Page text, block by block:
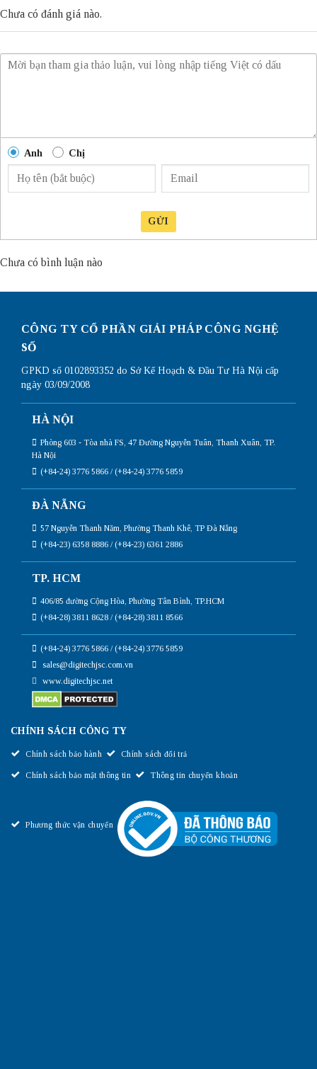
Chưa có đánh giá nào.
Anh Chị
GỬI
Chưa có bình luận nào
CÔNG TY CỔ PHẦN GIẢI PHÁP CÔNG NGHỆ
SỐ
GPKD số 0102893352 do Sở Kế Hoạch & Đầu Tư Hà Nội cấp
ngày 03/09/2008
HÀ NỘI
Phòng 603 - Tòa nhà FS, 47 Đường Nguyễn Tuân, Thanh Xuân, TP.
Hà Nội
(+84-24) 3776 5866 / (+84-24) 3776 5859
ĐÀ NẴNG
57 Nguyễn Thanh Năm, Phường Thanh Khê, TP Đà Nẵng
(+84-23) 6358 8886 / (+84-23) 6361 2886
TP. HCM
406/85 đường Cộng Hòa, Phường Tân Bình, TP.HCM
(+84-28) 3811 8628 / (+84-28) 3811 8566
(+84-24) 3776 5866 / (+84-24) 3776 5859
sales@digitechjsc.com.vn
www.digitechjsc.net
CHÍNH SÁCH CÔNG TY
Chính sách bảo hành Chính sách đổi trả
Chính sách bảo mật thông tin Thông tin chuyển khoản
Phương thức vận chuyển